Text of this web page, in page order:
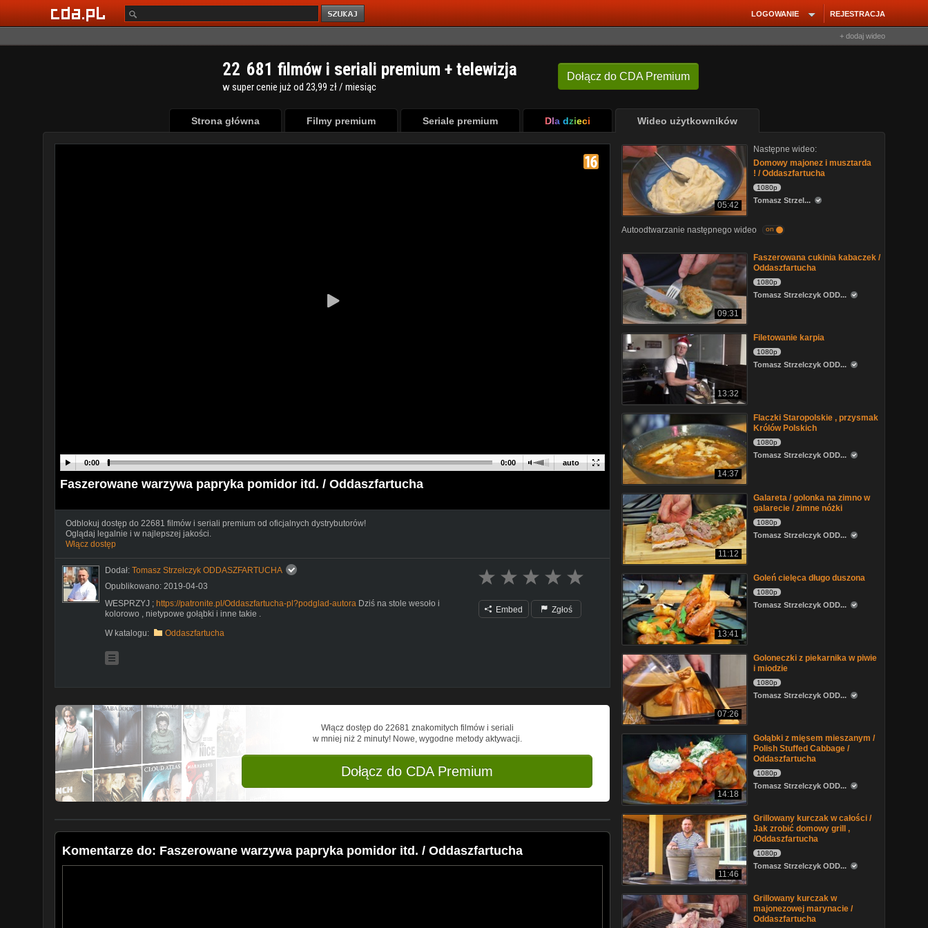
REJESTRACJA
LOGOWANIE
+ dodaj wideo
Dołącz do CDA Premium
22 681 filmów i seriali premium + telewizja
w super cenie już od 23,99 zł / miesiąc
Strona główna Filmy premium Seriale premium Dla dzieci Wideo użytkowników
auto
0:00 0:00
Faszerowane warzywa papryka pomidor itd. / Oddaszfartucha
Odblokuj dostęp do 22681 filmów i seriali premium od oficjalnych dystrybutorów!
Oglądaj legalnie i w najlepszej jakości.
Włącz dostęp
Dodał: Tomasz Strzelczyk ODDASZFARTUCHA
Opublikowano: 2019-04-03
WESPRZYJ ; https://patronite.pl/Oddaszfartucha-pl?podglad-autora Dziś na stole wesoło i
kolorowo , nietypowe gołąbki i inne takie .
W katalogu:
Oddaszfartucha
Embed Zgłoś
Włącz dostęp do 22681 znakomitych filmów i seriali
w mniej niż 2 minuty! Nowe, wygodne metody aktywacji.
Dołącz do CDA Premium
Komentarze do: Faszerowane warzywa papryka pomidor itd. / Oddaszfartucha
05:42
Następne wideo:
Domowy majonez i musztarda
! / Oddaszfartucha
1080p
Tomasz Strzel...
Autoodtwarzanie następnego wideo on
09:31
Faszerowana cukinia kabaczek /
Oddaszfartucha
1080p
Tomasz Strzelczyk ODD...
13:32
Filetowanie karpia
1080p
Tomasz Strzelczyk ODD...
14:37
Flaczki Staropolskie , przysmak
Królów Polskich
1080p
Tomasz Strzelczyk ODD...
11:12
Galareta / golonka na zimno w
galarecie / zimne nóżki
1080p
Tomasz Strzelczyk ODD...
13:41
Goleń cielęca długo duszona
1080p
Tomasz Strzelczyk ODD...
07:26
Goloneczki z piekarnika w piwie
i miodzie
1080p
Tomasz Strzelczyk ODD...
14:18
Gołąbki z mięsem mieszanym /
Polish Stuffed Cabbage /
Oddaszfartucha
1080p
Tomasz Strzelczyk ODD...
11:46
Grillowany kurczak w całości /
Jak zrobić domowy grill ,
/Oddaszfartucha
1080p
Tomasz Strzelczyk ODD...
Grillowany kurczak w
majonezowej marynacie /
Oddaszfartucha